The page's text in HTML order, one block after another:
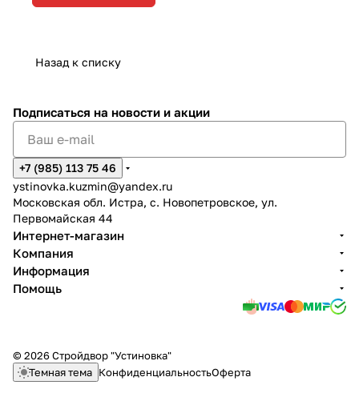
Назад к списку
Подписаться на новости и акции
+7 (985) 113 75 46
ystinovka.kuzmin@yandex.ru
Московская обл. Истра, с. Новопетровское, ул.
Первомайская 44
Интернет-магазин
Компания
Информация
Помощь
© 2026 Стройдвор "Устиновка"
Темная тема КонфиденциальностьОферта